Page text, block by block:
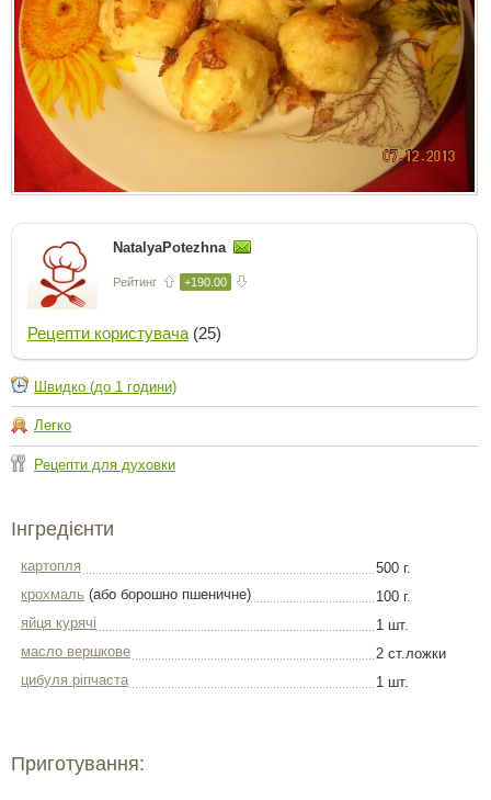
NatalyaPotezhna
Рейтинг +190.00
Рецепти користувача (25)
Швидко (до 1 години)
Легко
Рецепти для духовки
Інгредієнти
картопля
500 г.
крохмаль (або борошно пшеничне)
100 г.
яйця курячі
1 шт.
масло вершкове
2 ст.ложки
цибуля ріпчаста
1 шт.
Приготування: